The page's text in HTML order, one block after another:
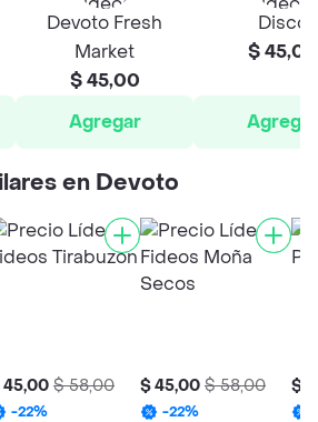
Devoto Fresh
Market
$ 45,00
Agregar
Disco
$ 45,00
Agregar
en Devoto
45,00 $ 58,00
-22%
$ 45,00 $ 58,00
-22%
$